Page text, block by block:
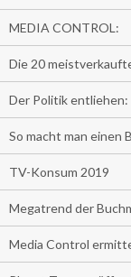
MEDIA CONTROL:
Die 20
Der Politik entliehen:
So macht man einen
TV-Konsum 2019
Megatrend der
Media Control